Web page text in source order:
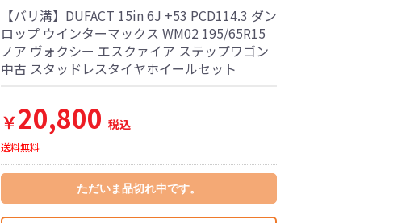
【バリ溝】DUFACT 15in 6J +53 PCD114.3 ダン
ロップ ウインターマックス WM02 195/65R15
ノア ヴォクシー エスクァイア ステップワゴン
中古 スタッドレスタイヤホイールセット
￥20,800 税込
送料無料
ただいま品切れ中です。